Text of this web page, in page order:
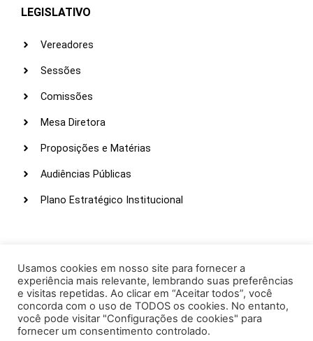
LEGISLATIVO
Vereadores
Sessões
Comissões
Mesa Diretora
Proposições e Matérias
Audiências Públicas
Plano Estratégico Institucional
Webmail
Intranet
Administração
Usamos cookies em nosso site para fornecer a
experiência mais relevante, lembrando suas preferências
e visitas repetidas. Ao clicar em “Aceitar todos”, você
concorda com o uso de TODOS os cookies. No entanto,
você pode visitar "Configurações de cookies" para
fornecer um consentimento controlado.